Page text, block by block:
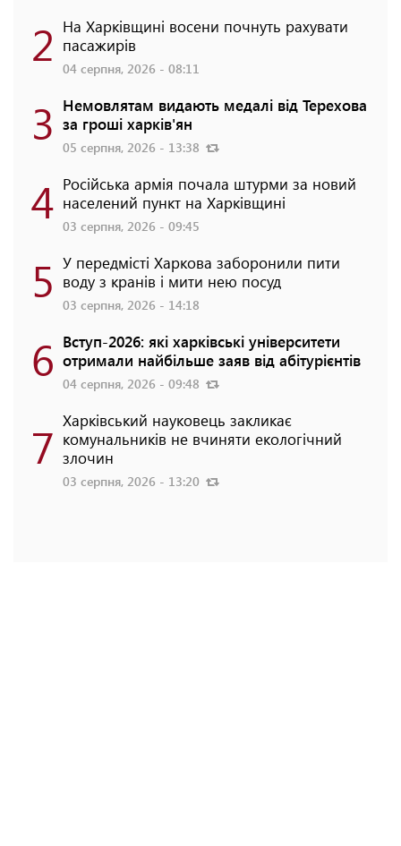
2 На Харківщині восени почнуть рахувати
пасажирів
04 серпня, 2026 - 08:11
3 Немовлятам видають медалі від Терехова
за гроші харків'ян
05 серпня, 2026 - 13:38
4 Російська армія почала штурми за новий
населений пункт на Харківщині
03 серпня, 2026 - 09:45
5 У передмісті Харкова заборонили пити
воду з кранів і мити нею посуд
03 серпня, 2026 - 14:18
6 Вступ-2026: які харківські університети
отримали найбільше заяв від абітурієнтів
04 серпня, 2026 - 09:48
7 Харківський науковець закликає
комунальників не вчиняти екологічний
злочин
03 серпня, 2026 - 13:20